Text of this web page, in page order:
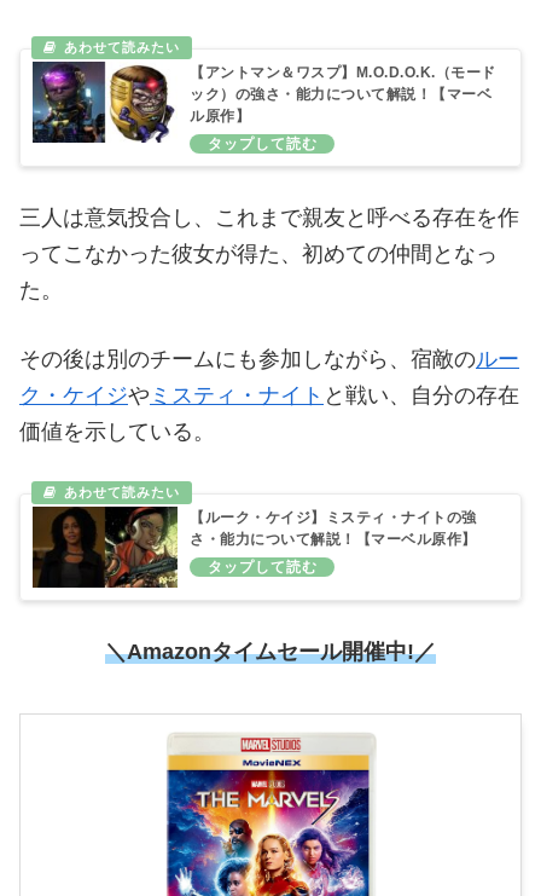
【アントマン＆ワスプ】M.O.D.O.K.（モード
ック）の強さ・能力について解説！【マーベ
ル原作】
三人は意気投合し、これまで親友と呼べる存在を作
ってこなかった彼女が得た、初めての仲間となっ
た。
その後は別のチームにも参加しながら、宿敵のルー
ク・ケイジや ミスティ・ナイト と戦い、自分の存在
価値を示している。
【ルーク・ケイジ】ミスティ・ナイトの強
さ・能力について解説！【マーベル原作】
＼Amazonタイムセール開催中!／